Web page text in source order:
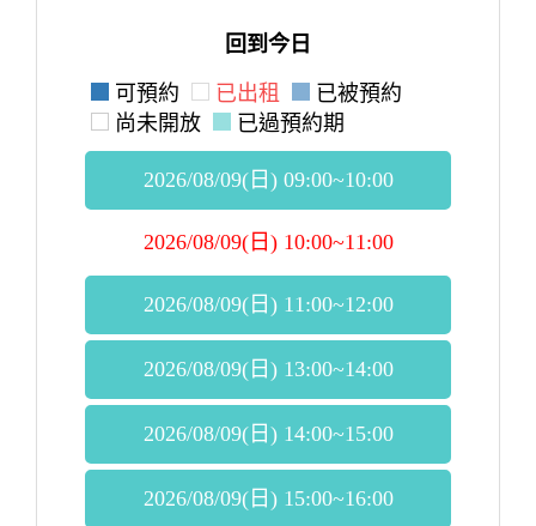
回到今日
可預約 已出租
已被預約
尚未開放
已過預約期
2026/08/09(日) 09:00~10:00
2026/08/09(日) 10:00~11:00
2026/08/09(日) 11:00~12:00
2026/08/09(日) 13:00~14:00
2026/08/09(日) 14:00~15:00
2026/08/09(日) 15:00~16:00